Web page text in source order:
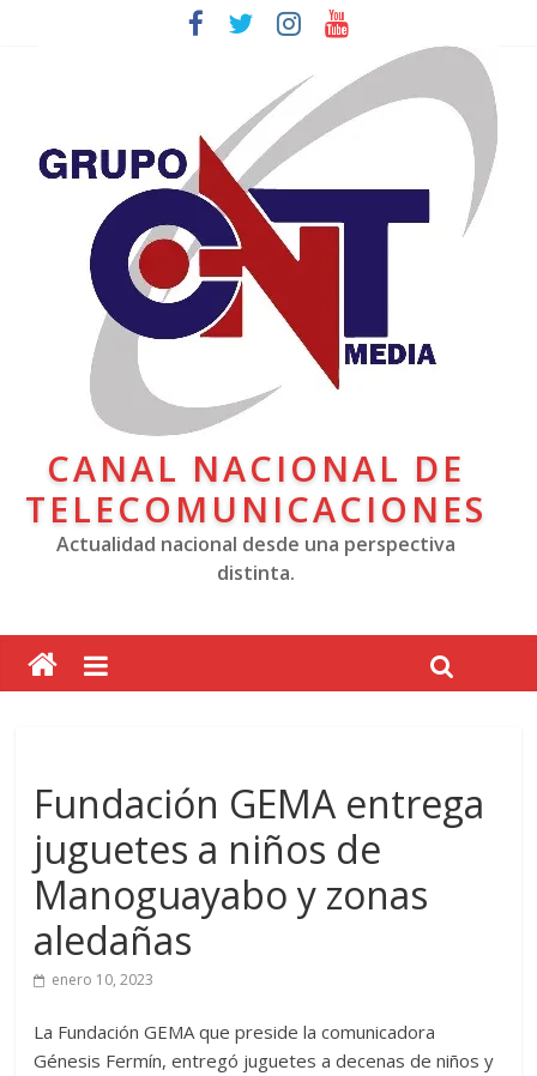
CANAL NACIONAL DE
TELECOMUNICACIONES
Actualidad nacional desde una perspectiva
distinta.
Fundación GEMA entrega
juguetes a niños de
Manoguayabo y zonas
aledañas
enero 10, 2023
La Fundación GEMA que preside la comunicadora
Génesis Fermín, entregó juguetes a decenas de niños y